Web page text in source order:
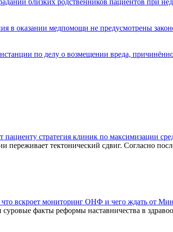
в оказании медпомощи не предусмотрены
по делу о возмещении вреда,
стратегия клиник по максимизации
переживает тектонический сдвиг. Согласно
что вскроет мониторинг ОНФ и чего ждать от
факты реформы наставничества в